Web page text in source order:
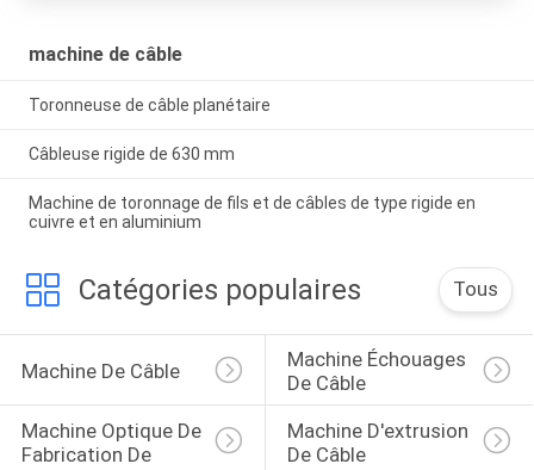
machine de câble
Toronneuse de câble planétaire
Câbleuse rigide de 630 mm
Machine de toronnage de fils et de câbles de type rigide en
cuivre et en aluminium
Catégories populaires Tous
Machine De Câble
Machine Échouages
De Câble
Machine Optique De
Fabrication De
Machine D'extrusion
De Câble